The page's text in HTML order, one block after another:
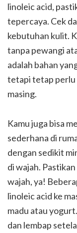
linoleic acid,
tepercaya. Cek
kebutuhan kulit.
tanpa pewangi
adalah bahan
tetapi tetap perlu
masing.
Kamu juga bisa
sederhana di
dengan sedikit
di wajah.
wajah, ya!
linoleic acid ke
madu atau
dan lembap